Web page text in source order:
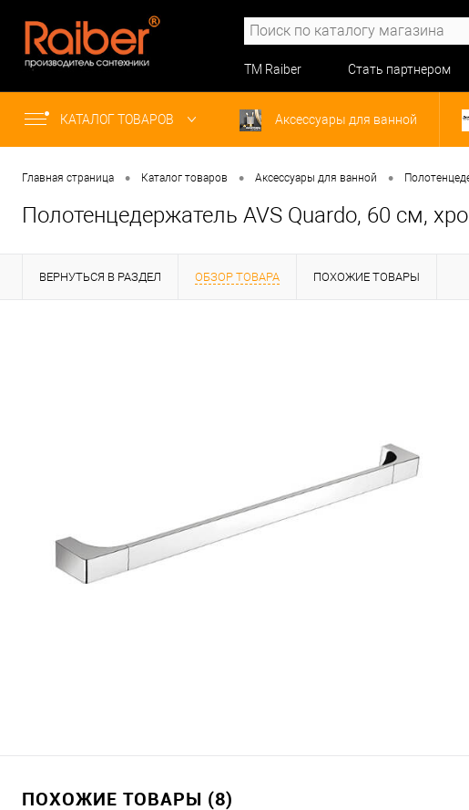
ТМ Raiber Стать партнером
КАТАЛОГ ТОВАРОВ Аксессуары для ванной
Главная страница • Каталог товаров • Аксессуары для ванной •
Полотенцедержатель AVS Quardo, 60 см,
ВЕРНУТЬСЯ В РАЗДЕЛ ОБЗОР ТОВАРА ПОХОЖИЕ ТОВАРЫ
ПОХОЖИЕ ТОВАРЫ (8)